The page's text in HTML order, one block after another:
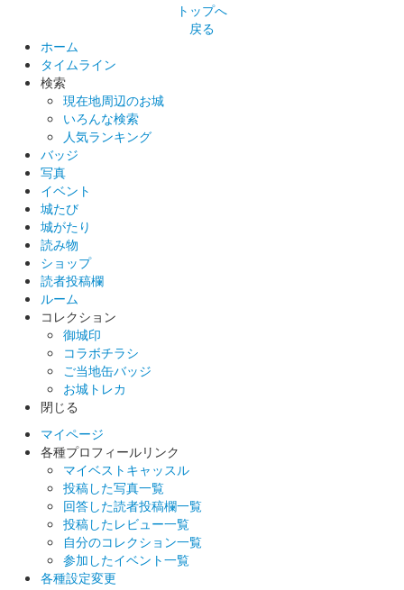
彦根城 御城印
販売終了
夜間特別公開公開日（3/22～3/31）の18時～20時のみ、1日50枚
限定
彦根城 御城印
（第一弾）
販売終了
2024年3月2日〜3月3日に開催されたにっぽん城まつり2024 feat.
出張！お城EXPO in 愛知の「国宝 彦根城・佐和山城」のブース
にて販売された御城印。会場限定販売。
彦根城 御城印
配布終了
JR東海が開催している「推し旅 東海道新幹線で行く もっと知り
たい！お城旅」のVRデジタルスタンプラリーの景品として配布
されたオリジナル御城印（こーた氏筆・複製版）。VRデジタル
スタンプラリーには専用……
トップへ
戻る
ホーム
タイムライン
検索
現在地周辺のお城
いろんな検索
人気ランキング
バッジ
写真
イベント
城たび
城がたり
読み物
ショップ
読者投稿欄
ルーム
コレクション
御城印
コラボチラシ
ご当地缶バッジ
お城トレカ
閉じる
マイページ
各種プロフィールリンク
マイベストキャッスル
投稿した写真一覧
回答した読者投稿欄一覧
投稿したレビュー一覧
自分のコレクション一覧
参加したイベント一覧
各種設定変更